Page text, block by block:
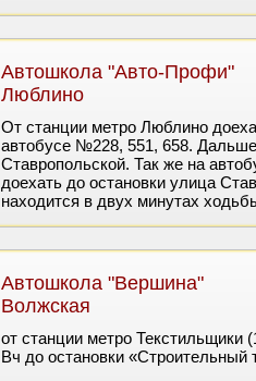
Автошкола "Авто-Профи"
Люблино
От станции метро Люблино
автобусе №228, 551, 658.
Ставропольской. Так же на
доехать до остановки улица
находится в двух минутах
Автошкола "Вершина"
Волжская
от станции метро Текстильщики
Вч до остановки «Строительный